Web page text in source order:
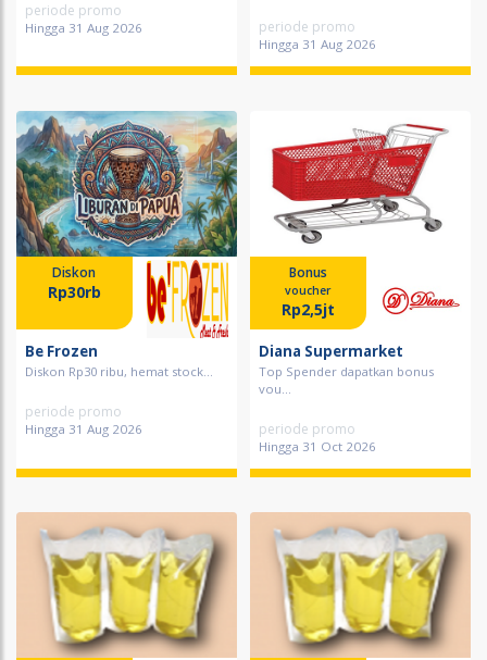
periode promo
Hingga 31 Aug 2026 periode promo
Hingga 31 Aug 2026
Diskon
Rp30rb
Be Frozen
Diskon Rp30 ribu, hemat stock...
periode promo
Hingga 31 Aug 2026
Bonus
voucher
Rp2,5jt
Diana Supermarket
Top Spender dapatkan bonus
vou...
periode promo
Hingga 31 Oct 2026